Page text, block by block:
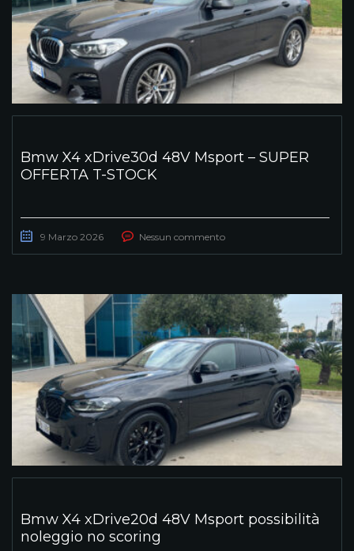
Bmw X4 xDrive30d 48V Msport – SUPER
OFFERTA T-STOCK
9 Marzo 2026 Nessun commento
Bmw X4 xDrive20d 48V Msport possibilità
noleggio no scoring